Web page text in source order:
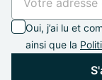
Oui, j’ai lu et
ainsi que la